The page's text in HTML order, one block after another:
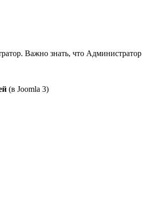
Важно знать, что Администратор
(в Joomla 3)